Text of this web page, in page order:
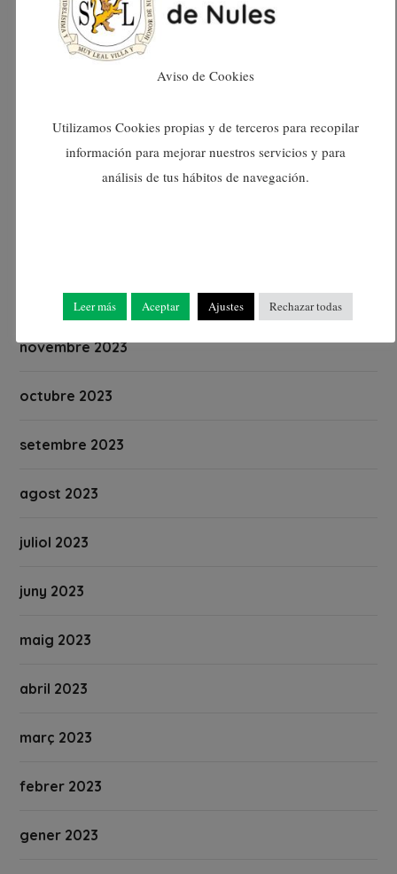
juny 2024
maig 2024
març 2024
desembre 2023
novembre 2023
octubre 2023
setembre 2023
agost 2023
juliol 2023
juny 2023
maig 2023
abril 2023
març 2023
febrer 2023
gener 2023
Aviso de Cookies
Utilizamos Cookies propias y de terceros para recopilar
información para mejorar nuestros servicios y para
análisis de tus hábitos de navegación.
Leer más Aceptar Ajustes Rechazar todas